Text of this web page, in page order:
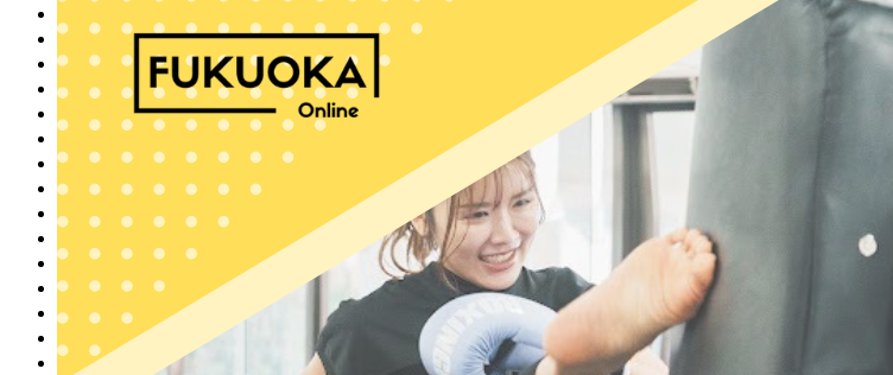
イルミネーション
12月
焼肉
3月
伝統
2月
リフォーム
ジム
ラーメン
お祭り